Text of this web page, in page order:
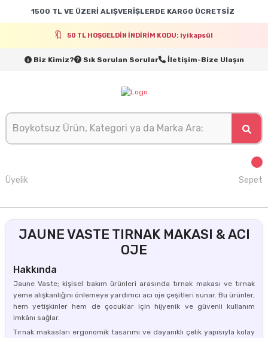
1500 TL VE ÜZERİ ALIŞVERİŞLERDE KARGO ÜCRETSİZ
50 TL HOŞGELDİN İNDİRİM KODU: iyikapsül
Biz Kimiz? Sık Sorulan Sorular İletişim-Bize Ulaşın
Üyelik Sepet
JAUNE VASTE TIRNAK MAKASI & ACI
OJE
Hakkında
Jaune Vaste; kişisel bakım ürünleri arasında tırnak makası ve tırnak
yeme alışkanlığını önlemeye yardımcı acı oje çeşitleri sunar. Bu ürünler,
hem yetişkinler hem de çocuklar için hijyenik ve güvenli kullanım
imkânı sağlar.
Tırnak makasları ergonomik tasarımı ve dayanıklı çelik yapısıyla kolay